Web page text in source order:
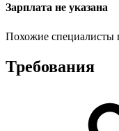
Зарплата не указана
Похожие специалисты
Требования